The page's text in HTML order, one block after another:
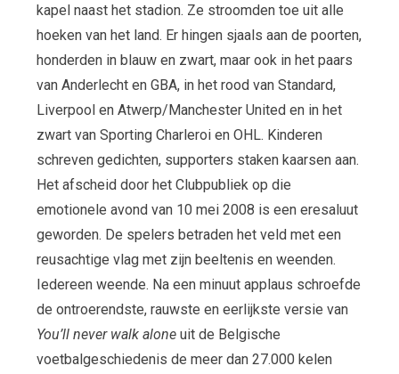
kapel naast het stadion. Ze stroomden toe uit alle
hoeken van het land. Er hingen sjaals aan de poorten,
honderden in blauw en zwart, maar ook in het paars
van Anderlecht en GBA, in het rood van Standard,
Liverpool en Atwerp/Manchester United en in het
zwart van Sporting Charleroi en OHL. Kinderen
schreven gedichten, supporters staken kaarsen aan.
Het afscheid door het Clubpubliek op die
emotionele avond van 10 mei 2008 is een eresaluut
geworden. De spelers betraden het veld met een
reusachtige vlag met zijn beeltenis en weenden.
Iedereen weende. Na een minuut applaus schroefde
de ontroerendste, rauwste en eerlijkste versie van
You’ll never walk alone uit de Belgische
voetbalgeschiedenis de meer dan 27.000 kelen